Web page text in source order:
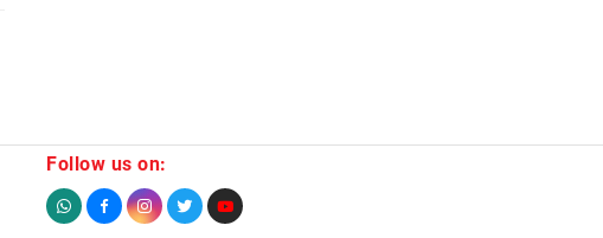
Follow us on: